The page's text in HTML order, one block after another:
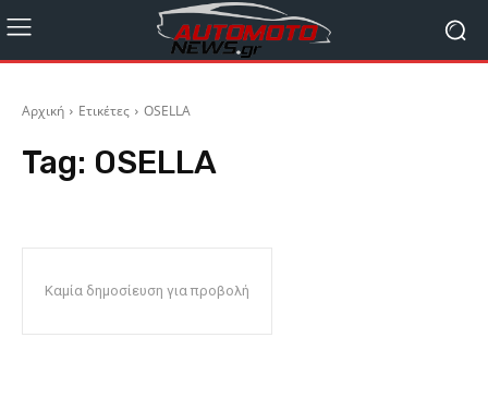
Αρχική Ετικέτες OSELLA
Tag: OSELLA
Καμία δημοσίευση για προβολή